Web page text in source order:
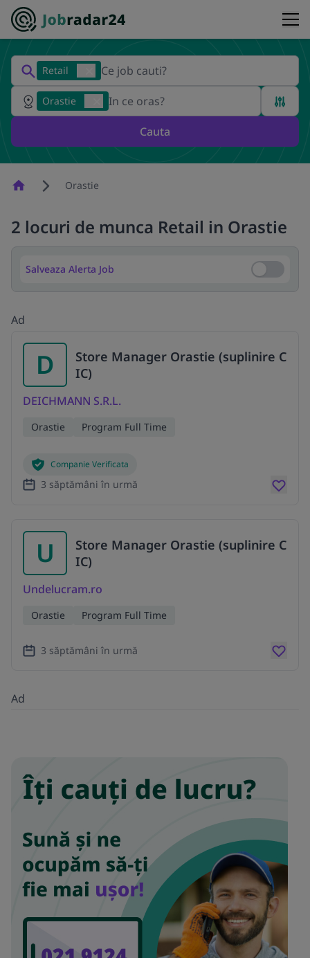
Retail
Orastie
Cauta
HomepageOrastie
2 locuri de munca Retail in Orastie
Salveaza Alerta Job Salveaza
Ad
D
Store Manager Orastie (suplinire C
IC)
DEICHMANN S.R.L.
Orastie Program Full Time
Companie Verificata
3 săptămâni în urmă
U
Store Manager Orastie (suplinire C
IC)
Undelucram.ro
Orastie Program Full Time
3 săptămâni în urmă
Ad